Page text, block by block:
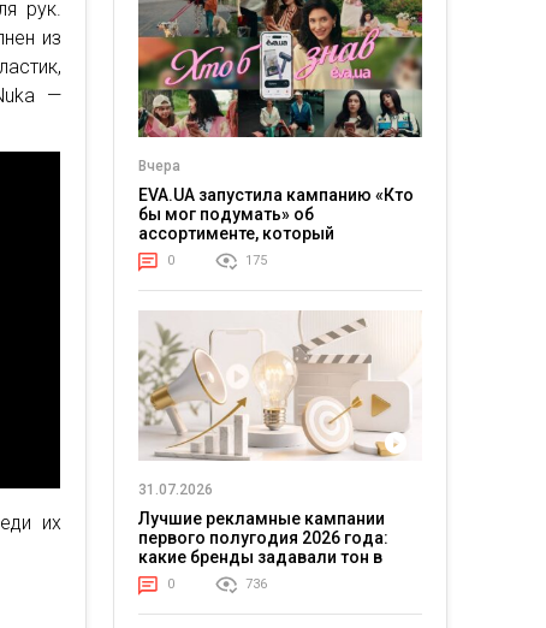
рук.
из
—
их
Вчера
EVA.UA запустила кампанию «Кто
бы мог подумать» об
ассортименте, который
покупатели не ожидают увидеть
на платформе
0 175
31.07.2026
Лучшие рекламные кампании
первого полугодия 2026 года:
какие бренды задавали тон в
отрасли
0 736